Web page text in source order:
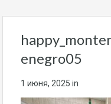
enegro05
1 июня, 2025 in